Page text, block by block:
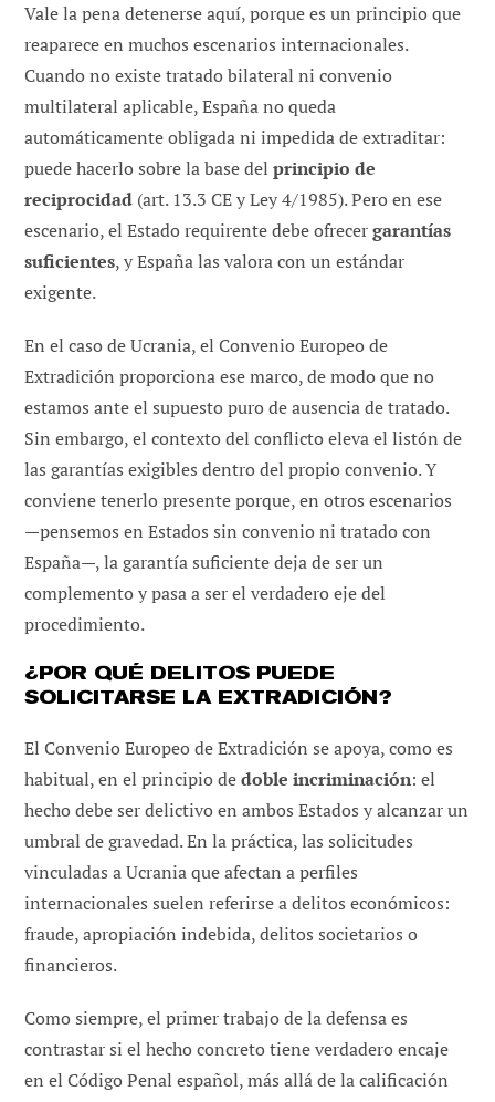
Vale la pena detenerse aquí, porque es un principio que
reaparece en muchos escenarios internacionales.
Cuando no existe tratado bilateral ni convenio
multilateral aplicable, España no queda
automáticamente obligada ni impedida de extraditar:
puede hacerlo sobre la base delprincipio de
reciprocidad (art. 13.3 CE y Ley 4/1985). Pero en ese
escenario, el Estado requirente debe ofrecergarantías
suficientes, y España las valora con un estándar
exigente.
En el caso de Ucrania, el Convenio Europeo de
Extradición proporciona ese marco, de modo que no
estamos ante el supuesto puro de ausencia de tratado.
Sin embargo, el contexto del conflicto eleva el listón de
las garantías exigibles dentro del propio convenio. Y
conviene tenerlo presente porque, en otros escenarios
—pensemos en Estados sin convenio ni tratado con
España—, la garantía suficiente deja de ser un
complemento y pasa a ser el verdadero eje del
procedimiento.
¿POR QUÉ DELITOS PUEDE
SOLICITARSE LA EXTRADICIÓN?
El Convenio Europeo de Extradición se apoya, como es
habitual, en el principio dedoble incriminación: el
hecho debe ser delictivo en ambos Estados y alcanzar un
umbral de gravedad. En la práctica, las solicitudes
vinculadas a Ucrania que afectan a perfiles
internacionales suelen referirse a delitos económicos:
fraude, apropiación indebida, delitos societarios o
financieros.
Como siempre, el primer trabajo de la defensa es
contrastar si el hecho concreto tiene verdadero encaje
en el Código Penal español, más allá de la calificación